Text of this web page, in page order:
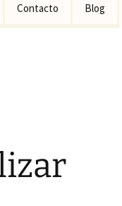
Contacto Blog